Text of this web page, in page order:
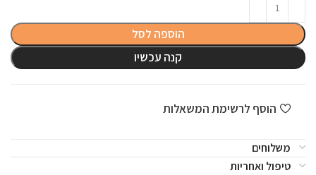
₪2399.
₪1790.הוספה לסל
קנה עכשיו
הוסף לרשימת המשאלות
משלוחים
טיפול ואחריות